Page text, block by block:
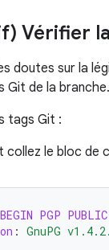
Vérifier
doutes sur la
Git de la branche.
tags Git :
collez le bloc de
PGP
: GnuPG